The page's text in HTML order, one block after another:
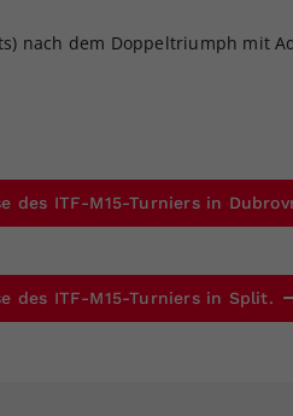
nach dem Doppeltriumph mit
des ITF-M15-Turniers in
des ITF-M15-Turniers in Split.